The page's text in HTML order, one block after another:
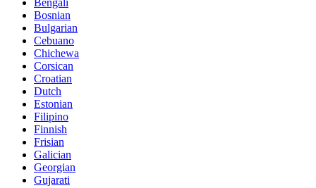
Bengali
Bosnian
Bulgarian
Cebuano
Chichewa
Corsican
Croatian
Dutch
Estonian
Filipino
Finnish
Frisian
Galician
Georgian
Gujarati